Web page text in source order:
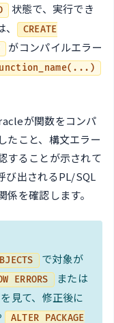
状態で、実行でき
CREATE
がコンパイルエラー
が関数をコンパ
たこと、構文エラー
することが示されて
び出されるPL/SQL
を確認します。
で対象が
ERRORS または
見て、修正後に
ALTER PACKAGE